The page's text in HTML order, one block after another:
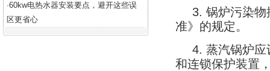
·60kw电热水器安装要点，避开这些误
区更省心
3. 锅炉污染物
准》的规定。
4. 蒸汽锅炉应
和连锁保护装置